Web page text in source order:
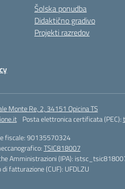
Šolska ponudba
Didaktično gradivo
Projekti razredov
Monte Re, 2, 34151 Opicina TS
Posta elettronica certificata (PEC):
fiscale: 90135570324
TSIC818007
Amministrazioni (IPA):
di fatturazione (CUF): UFDLZU